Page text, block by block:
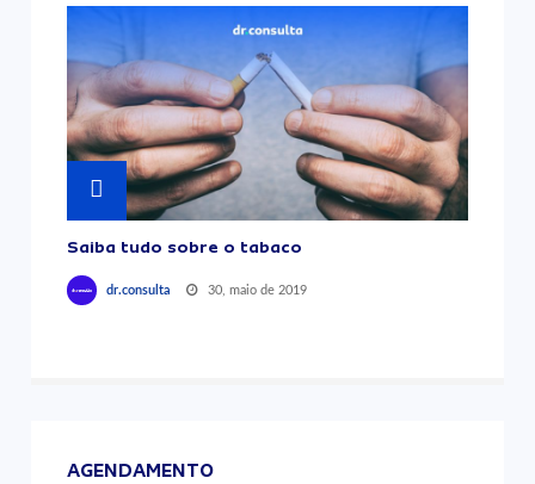
Saiba tudo sobre o tabaco
dr.consulta 30, maio de 2019
AGENDAMENTO